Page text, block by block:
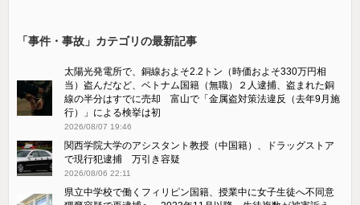
「事件・事故」カテゴリの最新記事
太陽光発電所で、銅線およそ2.2トン（時価およそ330万円相
当）盗んだなど、ベトナム国籍（無職）２人逮捕、盗まれた銅
線の半分はすでに売却 富山で「金属盗対策法違反（去年9月施
行）」による検挙は初
2026/08/07 19:46
関西学院大学のアシスタント教授（中国籍）、ドラッグストア
で現行犯逮捕 万引き容疑
2026/08/06 22:11
県立中学校で働くフィリピン国籍、授業中に女子生徒へ不同意